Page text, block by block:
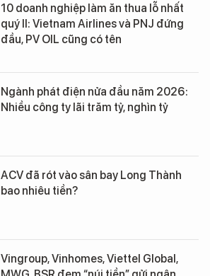
10 doanh nghiệp làm ăn thua lỗ nhất
quý II: Vietnam Airlines và PNJ đứng
đầu, PV OIL cũng có tên
Ngành phát điện nửa đầu năm 2026:
Nhiều công ty lãi trăm tỷ, nghìn tỷ
ACV đã rót vào sân bay Long Thành
bao nhiêu tiền?
Vingroup, Vinhomes, Viettel Global,